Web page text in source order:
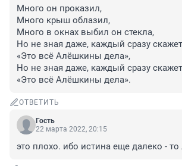
Много он проказил,
Много крыш облазил,
Много в окнах выбил он стекла,
Но не зная даже, каждый сразу
«Это всё Алёшкины дела»,
Но не зная даже, каждый сразу
«Это всё Алёшкины дела».
ОТВЕТИТЬ
Гость
22 марта 2022, 20:15
это плохо. ибо истина еще далеко - то